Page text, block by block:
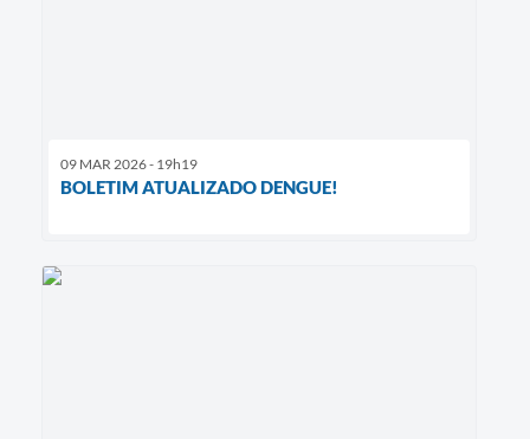
09 MAR 2026 - 19h19
BOLETIM ATUALIZADO DENGUE!